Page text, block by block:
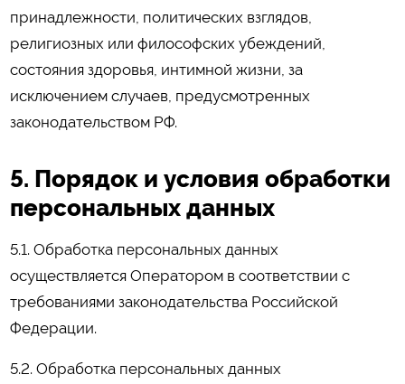
принадлежности, политических взглядов,
религиозных или философских убеждений,
состояния здоровья, интимной жизни, за
исключением случаев, предусмотренных
законодательством РФ.
5. Порядок и условия обработки
персональных данных
5.1. Обработка персональных данных
осуществляется Оператором в соответствии с
требованиями законодательства Российской
Федерации.
5.2. Обработка персональных данных